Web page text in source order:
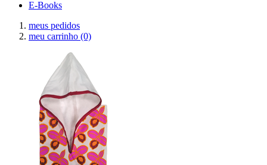
E-Books
meus pedidos
meu carrinho (0)